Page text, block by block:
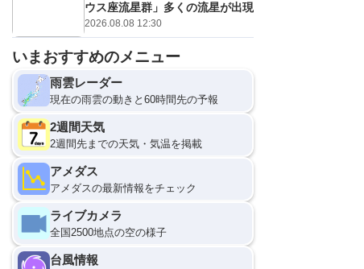
ウス座流星群」多くの流星が出現
2026.08.08 12:30
いまおすすめのメニュー
雨雲レーダー
現在の雨雲の動きと60時間先の予報
2週間天気
2週間先までの天気・気温を掲載
アメダス
アメダスの最新情報をチェック
ライブカメラ
全国2500地点の空の様子
台風情報